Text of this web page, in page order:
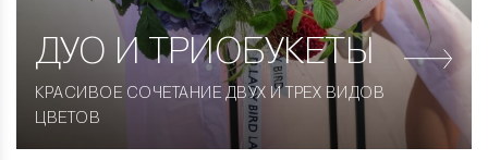
ДУО И ТРИОБУКЕТЫ
КРАСИВОЕ СОЧЕТАНИЕ ДВУХ И ТРЕХ ВИДОВ
ЦВЕТОВ